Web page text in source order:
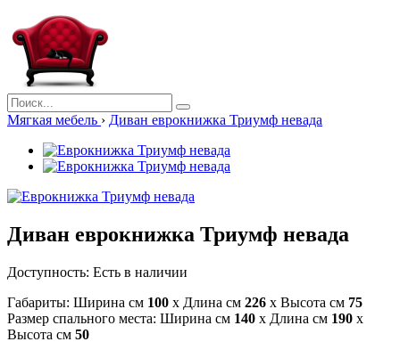
Мягкая мебель › Диван еврокнижка Триумф невада
Диван еврокнижка Триумф невада
Доступность: Есть в наличии
Габариты: Ширина см 100 x Длина см 226 x Высота см 75
Размер спального места: Ширина см 140 x Длина см 190 x
Высота см 50